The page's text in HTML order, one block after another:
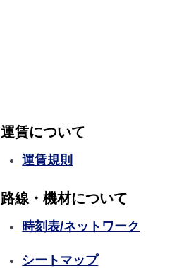
運賃について
運賃規則
路線・機材について
時刻表/ネットワーク
シートマップ